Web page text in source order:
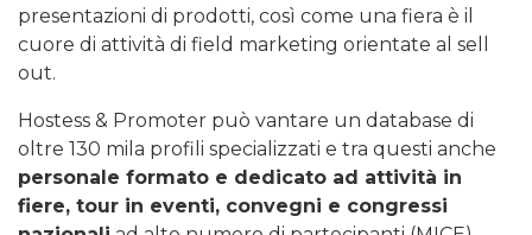
presentazioni di prodotti, così come una fiera è il
cuore di attività di field marketing orientate al sell
out.
Hostess & Promoter può vantare un database di
oltre 130 mila profili specializzati e tra questi anche
personale formato e dedicato ad attività in
fiere, tour in eventi, convegni e congressi